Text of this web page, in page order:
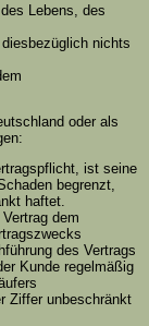
Lebens, des
nichts
oder als
ist seine
begrenzt,
haftet.
dem
des Vertrags
Kunde regelmäßig
Ziffer unbeschränkt